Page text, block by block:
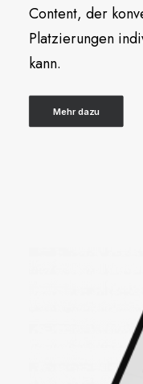
Content, der
Platzierungen
kann.
Mehr dazu